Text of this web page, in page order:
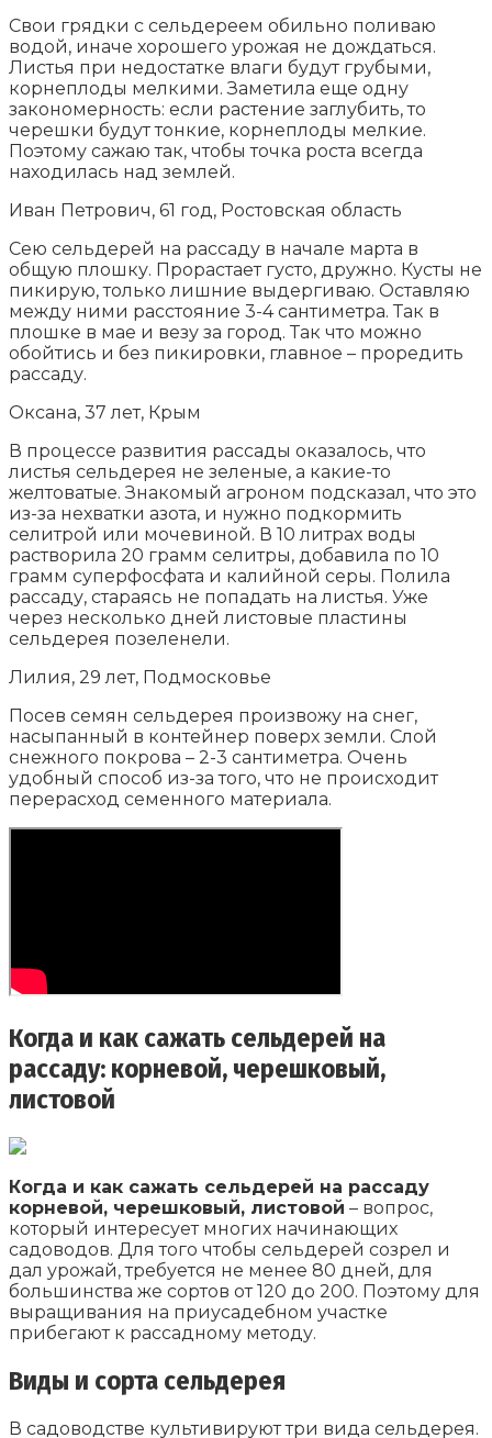
Свои грядки с сельдереем обильно поливаю
водой, иначе хорошего урожая не дождаться.
Листья при недостатке влаги будут грубыми,
корнеплоды мелкими. Заметила еще одну
закономерность: если растение заглубить, то
черешки будут тонкие, корнеплоды мелкие.
Поэтому сажаю так, чтобы точка роста всегда
находилась над землей.
Иван Петрович, 61 год, Ростовская область
Сею сельдерей на рассаду в начале марта в
общую плошку. Прорастает густо, дружно. Кусты не
пикирую, только лишние выдергиваю. Оставляю
между ними расстояние 3-4 сантиметра. Так в
плошке в мае и везу за город. Так что можно
обойтись и без пикировки, главное – проредить
рассаду.
Оксана, 37 лет, Крым
В процессе развития рассады оказалось, что
листья сельдерея не зеленые, а какие-то
желтоватые. Знакомый агроном подсказал, что это
из-за нехватки азота, и нужно подкормить
селитрой или мочевиной. В 10 литрах воды
растворила 20 грамм селитры, добавила по 10
грамм суперфосфата и калийной серы. Полила
рассаду, стараясь не попадать на листья. Уже
через несколько дней листовые пластины
сельдерея позеленели.
Лилия, 29 лет, Подмосковье
Посев семян сельдерея произвожу на снег,
насыпанный в контейнер поверх земли. Слой
снежного покрова – 2-3 сантиметра. Очень
удобный способ из-за того, что не происходит
перерасход семенного материала.
Когда и как сажать сельдерей на
рассаду: корневой, черешковый,
листовой
Когда и как сажать сельдерей на рассаду
корневой, черешковый, листовой – вопрос,
который интересует многих начинающих
садоводов. Для того чтобы сельдерей созрел и
дал урожай, требуется не менее 80 дней, для
большинства же сортов от 120 до 200. Поэтому для
выращивания на приусадебном участке
прибегают к рассадному методу.
Виды и сорта сельдерея
В садоводстве культивируют три вида сельдерея.